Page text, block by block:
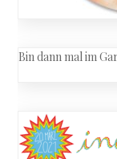
Bin dann mal im